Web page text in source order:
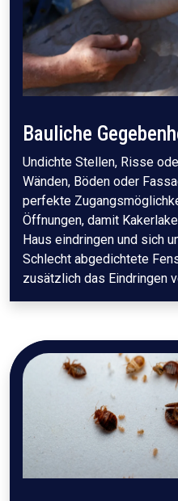
Bauliche
Undichte Stellen, Risse
Wänden, Böden oder
perfekte
Öffnungen, damit
Haus eindringen und sich
Schlecht abgedichtete
zusätzlich das Eindringen